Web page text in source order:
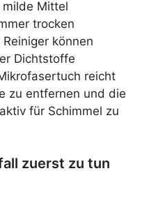
milde Mittel
trocken
können
Dichtstoffe
reicht
zu entfernen und die
für Schimmel zu
zuerst zu tun